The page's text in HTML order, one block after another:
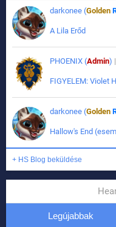
darkonee (Golden
A Lila Erőd
PHOENIX (Admin)
FIGYELEM: Violet
darkonee (Golden
Hallow's End
+ HS Blog beküldése
Legújabbak